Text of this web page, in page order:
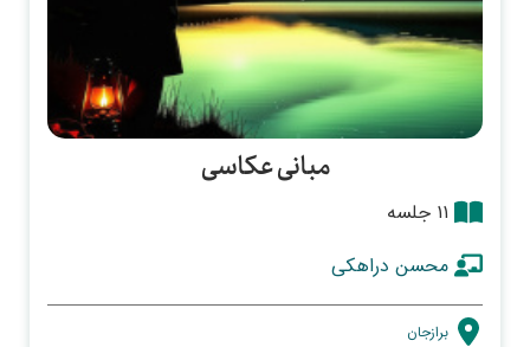
مبانی عکاسی
۱۱ جلسه
محسن دراهکی
برازجان